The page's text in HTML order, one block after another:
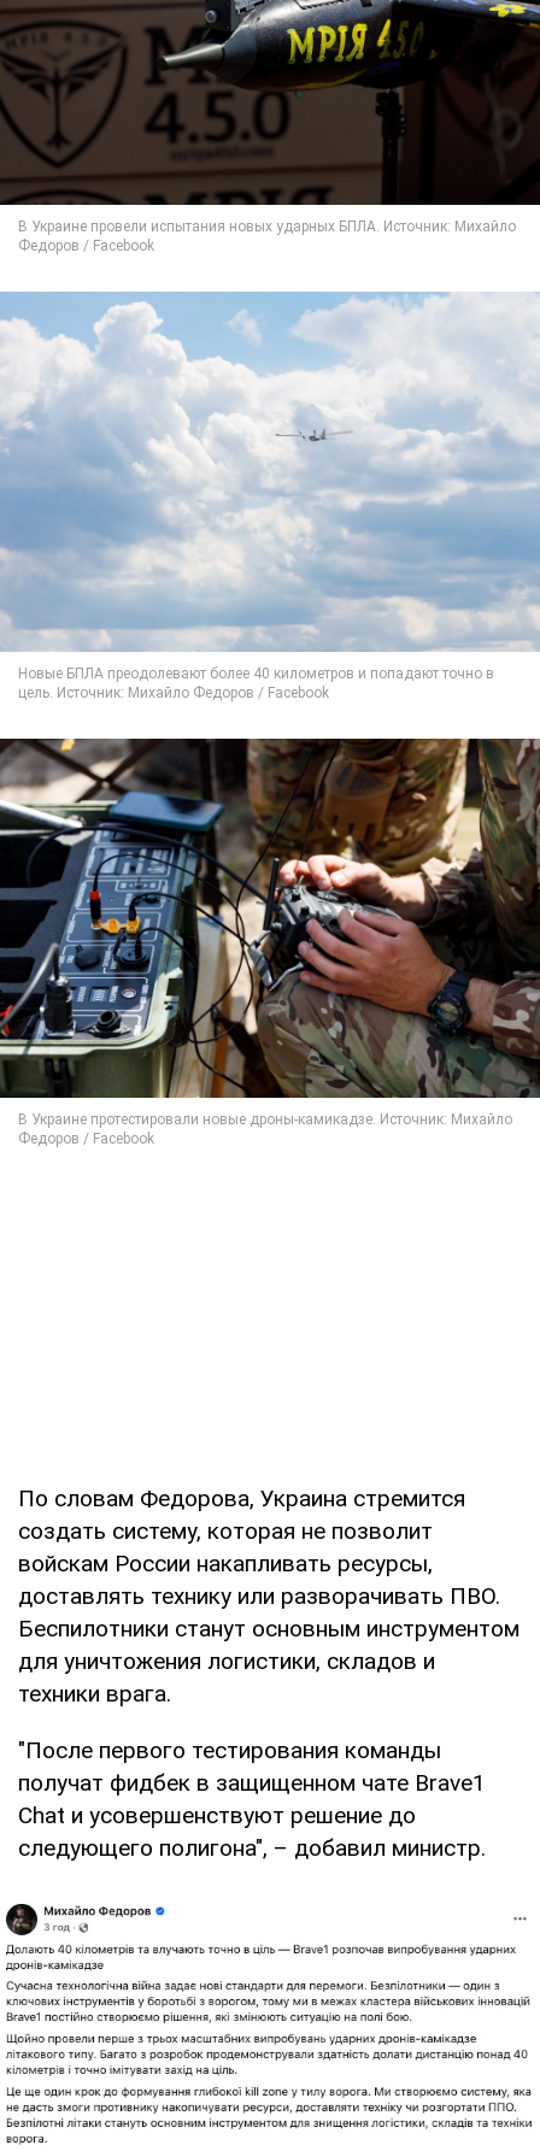
По словам Федорова, Украина стремится
создать систему, которая не позволит
войскам России накапливать ресурсы,
доставлять технику или разворачивать ПВО.
Беспилотники станут основным инструментом
для уничтожения логистики, складов и
техники врага.
"После первого тестирования команды
получат фидбек в защищенном чате Brave1
Chat и усовершенствуют решение до
следующего полигона", – добавил министр.